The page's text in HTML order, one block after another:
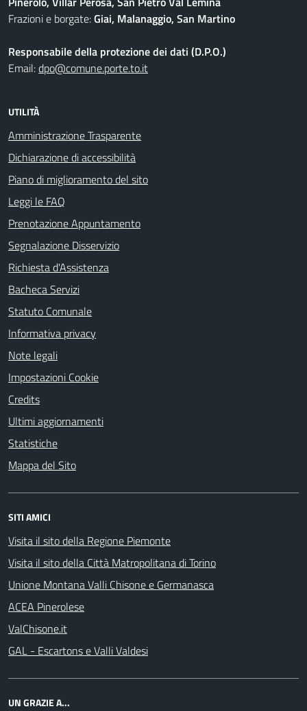
Frazioni e borgate:Giai, Malanaggio, San Martino
Responsabile della protezione dei dati (D.P.O.)
Email:dpo@comune.porte.to.it
UTILITÀ
Amministrazione Trasparente
Dichiarazione di accessibilità
Piano di miglioramento del sito
Leggi le FAQ
Prenotazione Appuntamento
Segnalazione Disservizio
Richiesta d'Assistenza
Bacheca Servizi
Statuto Comunale
Informativa privacy
Note legali
Impostazioni Cookie
Credits
Ultimi aggiornamenti
Statistiche
Mappa del Sito
SITI AMICI
Visita il sito della Regione Piemonte
Visita il sito della Città Matropolitana di Torino
Unione Montana Valli Chisone e Germanasca
ACEA Pinerolese
ValChisone.it
GAL - Escartons e Valli Valdesi
UN GRAZIE A...